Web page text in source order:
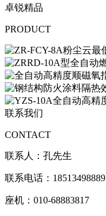
卓锐精品
PRODUCT
联系我们
CONTACT
联系人：孔先生
联系电话：18513498889
座机：010-68883817